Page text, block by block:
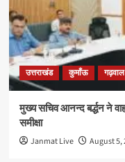
उत्तराखंड कुमाँऊ गढ़वाल
मुख्य सचिव आनन्द बर्द्धन ने
समीक्षा
Janmat Live August 5,